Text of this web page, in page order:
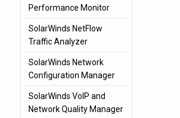
Performance Monitor
SolarWinds NetFlow
Traffic Analyzer
SolarWinds Network
Configuration Manager
SolarWinds VoIP and
Network Quality Manager